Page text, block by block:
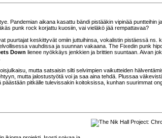
Pandemian aikana kasattu bändi pistääkin vipinää puntteihin ja
punk rock korjattu kuosiin, vai vieläkö jää rempattavaa?
puurtajat keskittyvät omiin juttuihinsa, vokalistin pistäessä ns.
vauhdissa ja suunnan vakaana. The Fixedin punk
Down lienee nyökkäys jenkkien ja brittien suuntaan. Aivan
mutta satsaisin silti selvimpien vaikutteiden
mutta jalostustyötä voi ja saa aina tehdä. Plussaa
pitkälle tulevissakin koitoksissa, kunhan suurimmat